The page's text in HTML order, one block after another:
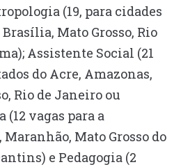
(19, para cidades
Mato Grosso, Rio
Assistente Social (21
do Acre, Amazonas,
Rio de Janeiro ou
(12 vagas para a
Mato Grosso do
e Pedagogia (2